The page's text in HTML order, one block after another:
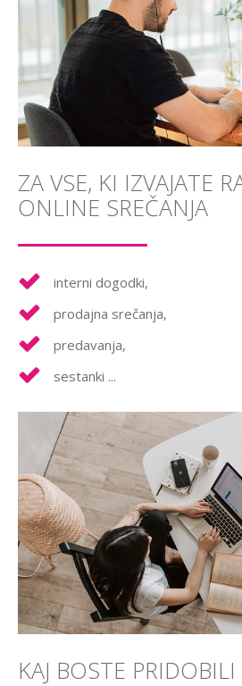
ZA VSE, KI IZVAJATE
ONLINE SREČANJA
interni dogodki,
prodajna srečanja,
predavanja,
sestanki ...
KAJ BOSTE PRIDOBILI